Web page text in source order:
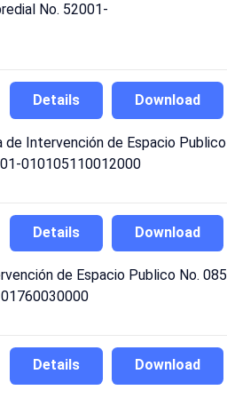
No. 52001-
Download
Details
de Intervención de Espacio Publico
010105110012000
Download
Details
de Espacio Publico No. 085
Download
Details